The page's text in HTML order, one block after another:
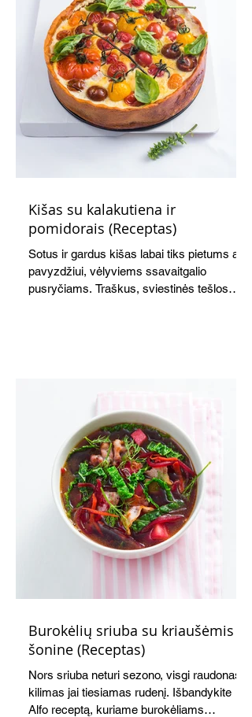
Kišas su kalakutiena ir
pomidorais (Receptas)
Sotus ir gardus kišas labai tiks pietums ar,
pavyzdžiui, vėlyviems ssavaitgalio
pusryčiams. Traškus, sviestinės tešlos
gražiai supjaustyti. Net ir šaltas kišas tiks
ir pusryčiams, ir pietų dėžutei, ir iškylai.
Burokėlių sriuba su kriaušėmis ir
šonine (Receptas)
Nors sriuba neturi sezono, visgi raudonas
kilimas jai tiesiamas rudenį. Išbandykite
Alfo receptą, kuriame burokėliams